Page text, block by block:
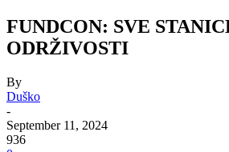
FUNDCON: SVE
ODRŽIVOSTI
By
Duško
-
September 11, 2024
936